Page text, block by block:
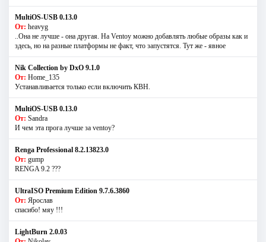
MultiOS-USB 0.13.0
От: heavyg
..Она не лучше - она другая. На Ventoy можно добавлять любые образы как и
здесь, но на разные платформы не факт, что запустятся. Тут же - явное
Nik Collection by DxO 9.1.0
От: Home_135
Устанавливается только если включить КВН.
MultiOS-USB 0.13.0
От: Sandra
И чем эта прога лучше за ventoy?
Renga Professional 8.2.13823.0
От: gump
RENGA 9.2 ???
UltraISO Premium Edition 9.7.6.3860
От: Ярослав
спасибо! мяу !!!
LightBurn 2.0.03